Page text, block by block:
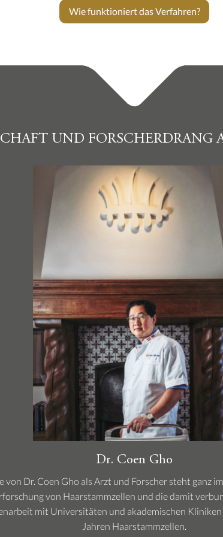
Wie funktioniert das Verfahren?
UND FORSCHERDRANG
Dr. Coen Gho
von Dr. Coen Gho als Arzt und Forscher steht ganz
von Haarstammzellen und die damit
mit Universitäten und akademischen
Jahren Haarstammzellen.